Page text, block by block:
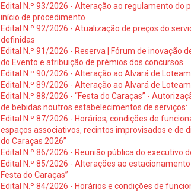
Edital N.º 93/2026 - Alteração ao regulamento do
início de procedimento
Edital N.º 92/2026 - Atualização de preços do
definidas
Edital N.º 91/2026 - Reserva | Fórum de inovação
do Evento e atribuição de prémios dos concursos
Edital N.º 90/2026 - Alteração ao Alvará de
Edital N.º 89/2026 - Alteração ao Alvará de
Edital N.º 88/2026 - “Festa do Caraças” -
de bebidas noutros estabelecimentos de serviços:
Edital N.º 87/2026 - Horários, condições de
espaços associativos, recintos improvisados e de
do Caraças 2026”
Edital N.º 86/2026 - Reunião pública do executivo
Edital N.º 85/2026 - Alterações ao
Festa do Caraças”
Edital N.º 84/2026 - Horários e condições de